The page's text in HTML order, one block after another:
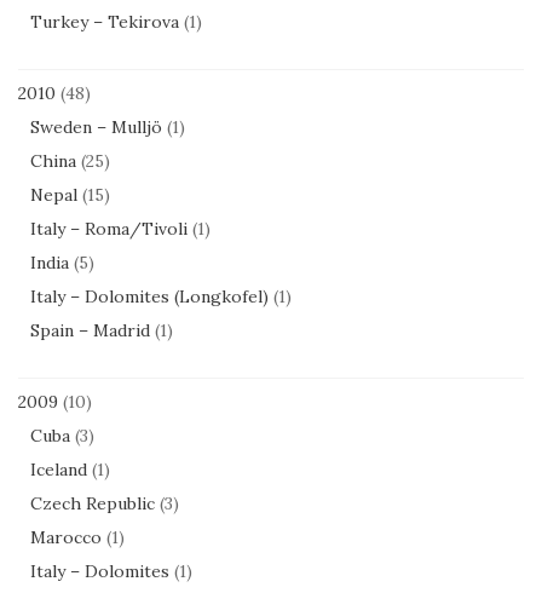
Turkey – Tekirova (1)
2010 (48)
Sweden – Mulljö (1)
China (25)
Nepal (15)
Italy – Roma/Tivoli (1)
India (5)
Italy – Dolomites (Longkofel) (1)
Spain – Madrid (1)
2009 (10)
Cuba (3)
Iceland (1)
Czech Republic (3)
Marocco (1)
Italy – Dolomites (1)